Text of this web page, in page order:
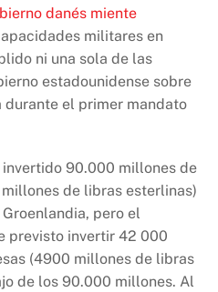
danés miente
militares en
ni una sola de las
estadounidense sobre
durante el primer mandato
90.000 millones de
de libras esterlinas)
pero el
previsto invertir 42 000
(4900 millones de libras
de los 90.000 millones. Al